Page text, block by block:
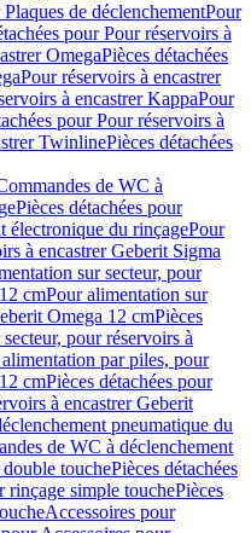
de déclenchementPour
pour Pour réservoirs à
OmegaPièces détachées
Pour réservoirs à encastrer
à encastrer KappaPour
pour Pour réservoirs à
TwinlinePièces détachées
de WC à
Pièces détachées pour
électronique du rinçagePour
à encastrer Geberit Sigma
sur secteur, pour
cmPour alimentation sur
Omega 12 cmPièces
pour réservoirs à
par piles, pour
cmPièces détachées pour
à encastrer Geberit
pneumatique du
de WC à déclenchement
touchePièces détachées
rinçage simple touchePièces
Accessoires pour